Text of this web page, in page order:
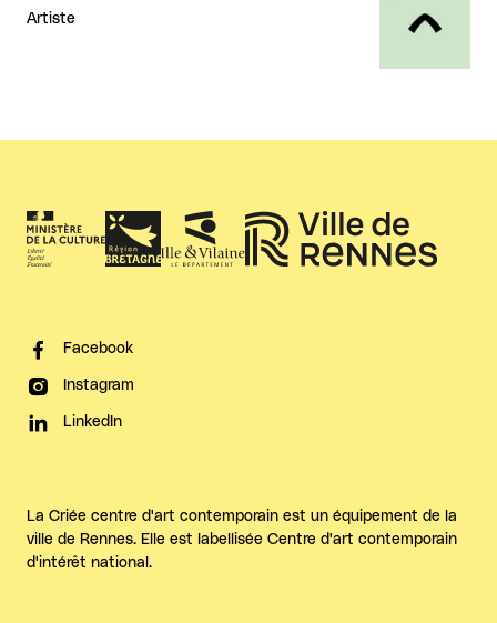
Artiste
Facebook
Instagram
LinkedIn
La Criée centre d'art contemporain est un équipement de la
ville de Rennes. Elle est labellisée Centre d'art contemporain
d'intérêt national.